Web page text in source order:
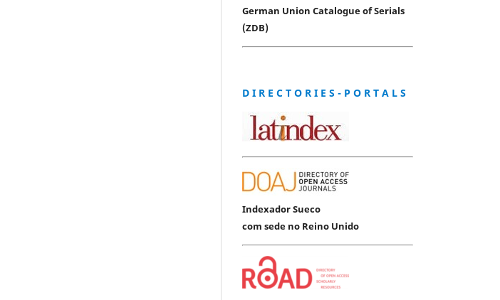
German Union Catalogue of Serials
(ZDB)
D I R E C T O R I E S - P O R T A L S
Indexador Sueco
com sede no Reino Unido